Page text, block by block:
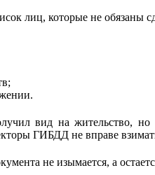
лиц, которые не обязаны
вид на жительство,
ГИБДД не вправе
не изымается, а